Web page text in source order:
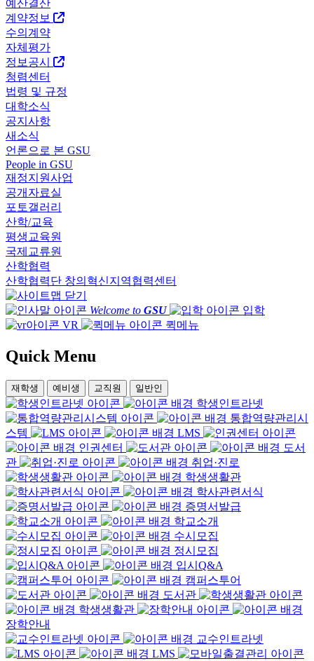
예산결산
계약정보
수의계약
자체평가
정보공시
청렴센터
법령 및 규정
대학소식
공지사항
새소식
언론으로 본 GSU
People in GSU
재정지원사업
공개자료실
포토갤러리
산학/교육
평생교육원
국제교류원
산학협력
산학협력단 창의혁신지역협력센터
Welcome to GSU
입학
VR
퀵메뉴
Quick Menu
재학생 예비생 교직원 일반인
학생인트라넷
통합역량관리시
스템
LMS
인권센터
도서
관
취업·진로
학생생활관
학사관련서식
증명서발급
학교소개
수시모집
정시모집
입시Q&A
캠퍼스투어
도서관
학생생활관
장학안내
교수인트라넷
LMS